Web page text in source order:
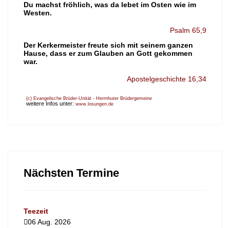
Du machst fröhlich, was da lebet im Osten wie im
Westen.
Psalm 65,9
Der Kerkermeister freute sich mit seinem ganzen
Hause, dass er zum Glauben an Gott gekommen
war.
Apostelgeschichte 16,34
(c) Evangelische Brüder-Unität - Herrnhuter Brüdergemeine
weitere Infos unter: www.losungen.de
Nächsten Termine
Teezeit
06 Aug. 2026